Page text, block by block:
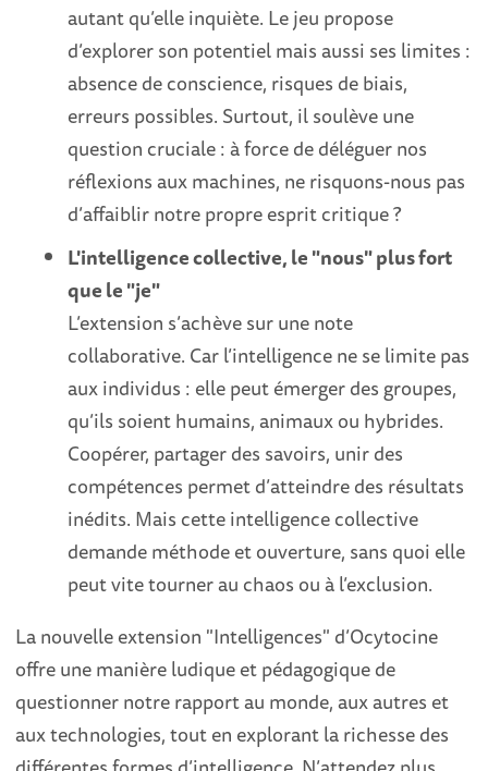
autant qu’elle inquiète. Le jeu propose
d’explorer son potentiel mais aussi ses limites :
absence de conscience, risques de biais,
erreurs possibles. Surtout, il soulève une
question cruciale : à force de déléguer nos
réflexions aux machines, ne risquons-nous pas
d’affaiblir notre propre esprit critique ?
L'intelligence collective, le "nous" plus fort
que le "je"
L’extension s’achève sur une note
collaborative. Car l’intelligence ne se limite pas
aux individus : elle peut émerger des groupes,
qu’ils soient humains, animaux ou hybrides.
Coopérer, partager des savoirs, unir des
compétences permet d’atteindre des résultats
inédits. Mais cette intelligence collective
demande méthode et ouverture, sans quoi elle
peut vite tourner au chaos ou à l’exclusion.
La nouvelle extension "Intelligences" d’Ocytocine
offre une manière ludique et pédagogique de
questionner notre rapport au monde, aux autres et
aux technologies, tout en explorant la richesse des